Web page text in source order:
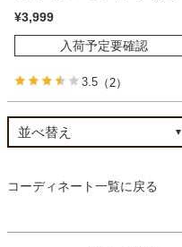
ラグ
マット
収納用品
¥3,999
入荷予定要確認
3.5 （2）
コーディネート一覧に戻る